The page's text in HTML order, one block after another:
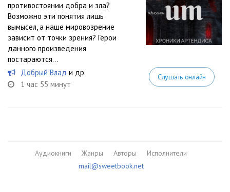
противостоянии добра и зла?
Возможно эти понятия лишь
вымысел, а наше мировозрение
зависит от точки зрения? Герои
данного произведения
постараются...
Добрый Влад и др.
1 час 55 минут
Слушать онлайн
Аудиокниги Жанры Авторы
Исполнители
mail@sweetbook.net